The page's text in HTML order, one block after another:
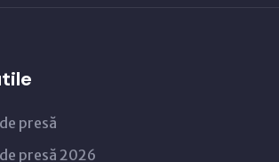
presă
presă 2026